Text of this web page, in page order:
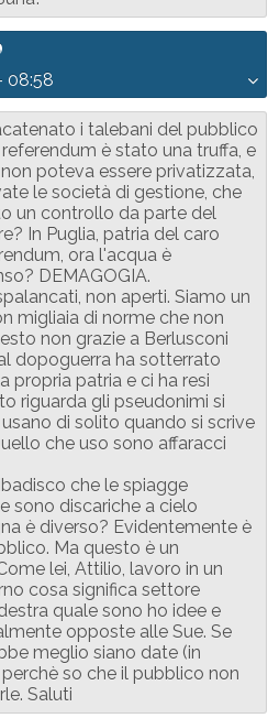
08:58
i talebani del pubblico
è stato una truffa, e
poteva essere privatizzata,
le società di gestione, che
un controllo da parte del
In Puglia, patria del caro
ora l'acqua è
DEMAGOGIA.
non aperti. Siamo un
migliaia di norme che non
non grazie a Berlusconi
dopoguerra ha sotterrato
propria patria e ci ha resi
riguarda gli pseudonimi si
di solito quando si scrive
che uso sono affaracci
che le spiagge
sono discariche a cielo
è diverso? Evidentemente è
Ma questo è un
lei, Attilio, lavoro in un
cosa significa settore
quale sono ho idee e
opposte alle Sue. Se
meglio siano date (in
so che il pubblico non
Saluti